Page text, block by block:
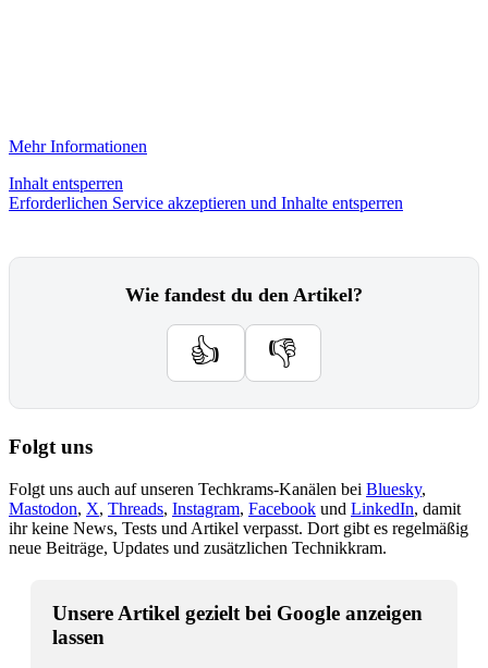
Mehr Informationen
Inhalt entsperren
Erforderlichen Service akzeptieren und Inhalte entsperren
Wie fandest du den Artikel?
👍 👎
Folgt uns
Folgt uns auch auf unseren Techkrams-Kanälen bei Bluesky,
Mastodon, X, Threads, Instagram, Facebook und LinkedIn, damit
ihr keine News, Tests und Artikel verpasst. Dort gibt es regelmäßig
neue Beiträge, Updates und zusätzlichen Technikkram.
Unsere Artikel gezielt bei Google anzeigen
lassen